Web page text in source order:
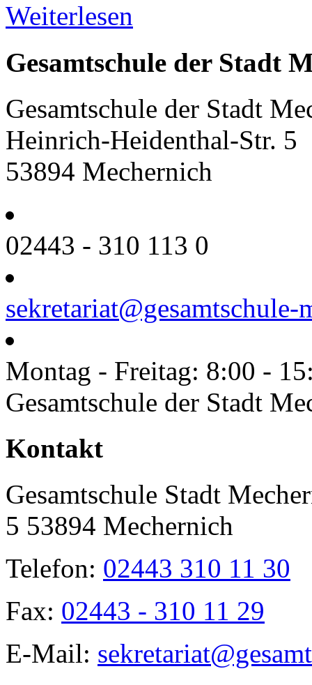
Weiterlesen
Gesamtschule der Stadt
Gesamtschule der Stadt
Heinrich-Heidenthal-Str. 5
53894 Mechernich
02443 - 310 113 0
sekretariat@gesamtschule-
Montag - Freitag: 8:00 -
Gesamtschule der Stadt
Toggle
Sliding
Kontakt
Gesamtschule Stadt
5 53894 Mechernich
Telefon: 02443 310 11 30
Fax: 02443 - 310 11 29
E-Mail: